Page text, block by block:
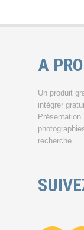
A
Un produit
intégrer
recherche.